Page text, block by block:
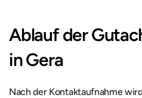
Ablauf der
in Gera
Nach der Kontaktaufnahme